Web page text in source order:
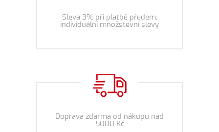
Sleva 3% při platbě předem,
individuální množstevní slevy
Doprava zdarma od nákupu nad
5000 Kč